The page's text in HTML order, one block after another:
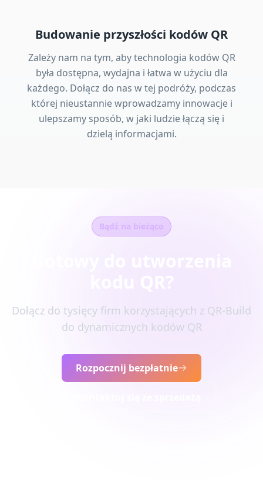
Budowanie przyszłości kodów QR
Zależy nam na tym, aby technologia kodów QR
była dostępna, wydajna i łatwa w użyciu dla
każdego. Dołącz do nas w tej podróży, podczas
której nieustannie wprowadzamy innowacje i
ulepszamy sposób, w jaki ludzie łączą się i
dzielą informacjami.
Bądź na bieżąco
Dołącz do tysięcy firm korzystających z QR-Build
do dynamicznych kodów QR
Rozpocznij bezpłatnie